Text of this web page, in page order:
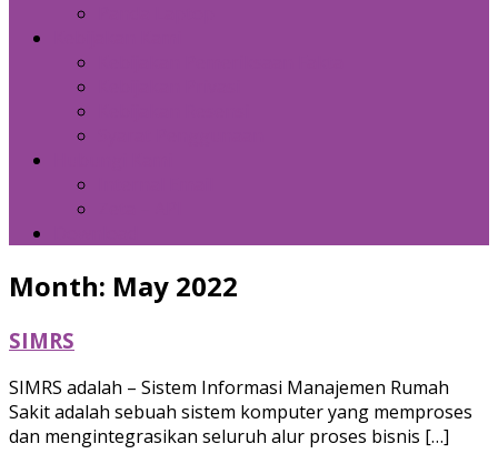
Month: May 2022
SIMRS
SIMRS adalah – Sistem Informasi Manajemen Rumah
Sakit adalah sebuah sistem komputer yang memproses
dan mengintegrasikan seluruh alur proses bisnis […]